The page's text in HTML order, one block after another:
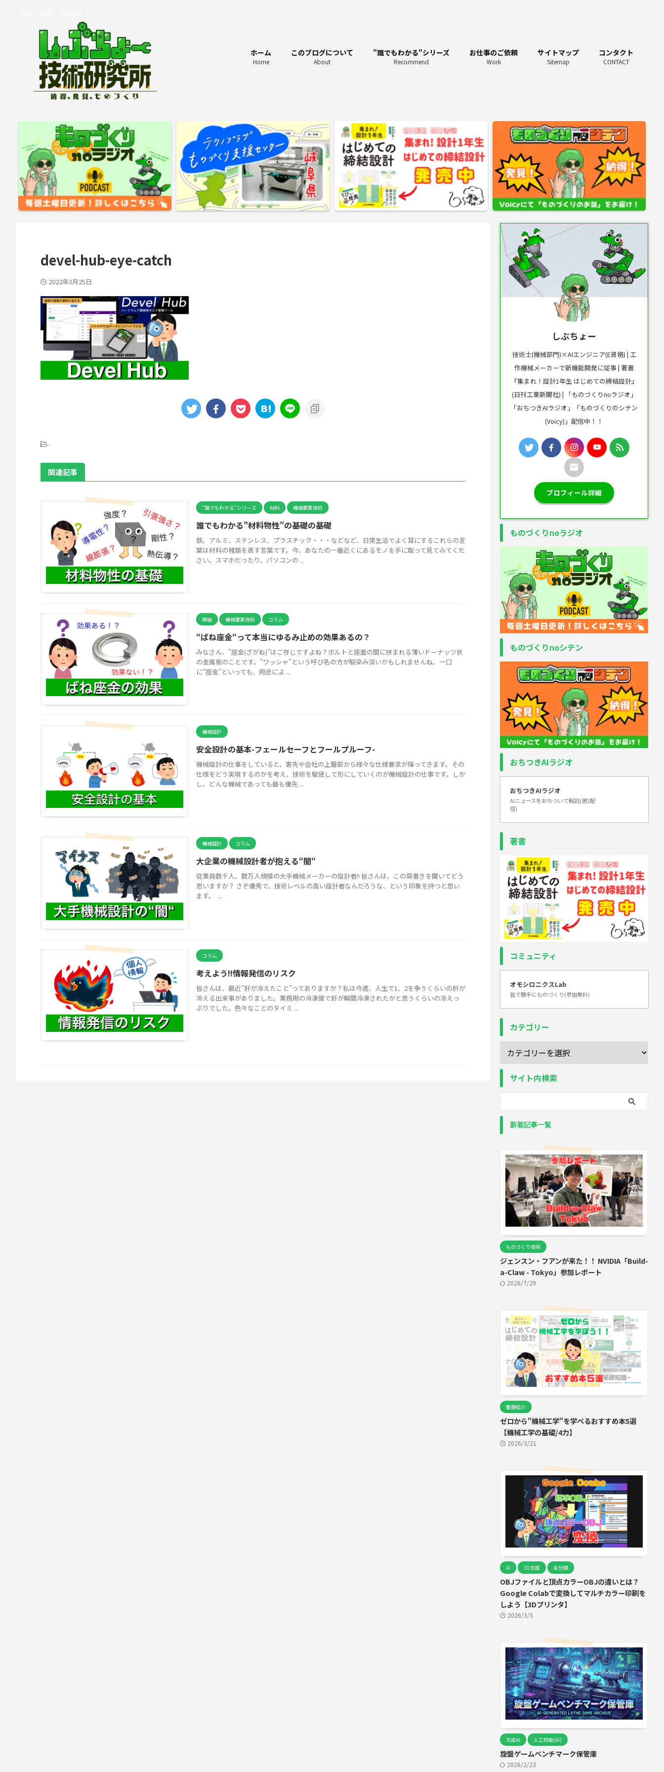
ホーム
Home
このブログについて
About
"誰でもわかる"シリーズ
Recommend
お仕事のご依頼
Work
サイトマップ
Sitemap
コンタクト
CONTACT
devel-hub-eye-catch
2022年3月25日
-
関連記事
"誰でもわかる"シリーズ 材料 機械要素技術
誰でもわかる"材料物性"の基礎の基礎
鉄、アルミ、ステンレス、プラスチック・・・などなど、日常生活でよく耳にするこれらの言
葉は材料の種類を表す言葉です。今、あなたの一番近くにあるモノを手に取って見てみてくだ
さい。スマホだったり、パソコンの ...
締結 機械要素技術 コラム
“ばね座金“って本当にゆるみ止めの効果あるの？
みなさん、"座金(ざがね)"はご存じですよね？ボルトと座面の間に挟まれる薄いドーナッツ状
の金属板のことです。"ワッシャ"という呼び名の方が馴染み深いかもしれませんね。一口
に"座金"といっても、用途によ ...
機械設計
安全設計の基本-フェールセーフとフールプルーフ-
機械設計の仕事をしていると、客先や会社の上層部から様々な仕様要求が降ってきます。その
仕様をどう実現するのかを考え、技術を駆使して形にしていくのが機械設計の仕事です。しか
し、どんな機械であっても最も優先 ...
機械設計 コラム
大企業の機械設計者が抱える“闇“
従業員数千人、数万人規模の大手機械メーカーの設計者!! 皆さんは、この肩書きを聞いてどう
思いますか？ さぞ優秀で、技術レベルの高い設計者なんだろうな、という印象を持つと思い
ます。 ...
コラム
考えよう!!情報発信のリスク
皆さんは、最近”肝が冷えたこと”ってありますか？私は今週、人生で1、2を争うくらいの肝が
冷える出来事がありました。業務用の冷凍庫で肝が瞬間冷凍されたかと思うくらいの冷えっ
ぷりでした。色々なことのタイミ ...
しぶちょー
技術士(機械部門)×AIエンジニア(E資格) | 工
作機械メーカーで新機能開発に従事 | 著書
『集まれ！設計1年生 はじめての締結設計』
(日刊工業新聞社) | 「ものづくりnoラジオ」
「おちつきAIラジオ」「ものづくりのシテン
(Voicy)」配信中！！
プロフィール詳細
ものづくりnoラジオ
ものづくりnoシテン
おちつきAIラジオ
おちつきAIラジオ
AIニュースをおちついて解説(週2配
信)
著書
コミュニティ
オモシロニクスLab
皆で勝手にものづくり(参加無料)
カテゴリー
サイト内検索
新着記事一覧
ものづくり技術
ジェンスン・フアンが来た！！ NVIDIA「Build-
a-Claw - Tokyo」参加レポート
2026/7/29
書籍紹介
ゼロから"機械工学"を学べるおすすめ本5選
【機械工学の基礎/4力】
2026/3/21
AI 3D生成 未分類
OBJファイルと頂点カラーOBJの違いとは？
Google Colabで変換してマルチカラー印刷を
しよう【3Dプリンタ】
2026/3/5
生成AI 人工知能(AI)
旋盤ゲームベンチマーク保管庫
2026/2/23